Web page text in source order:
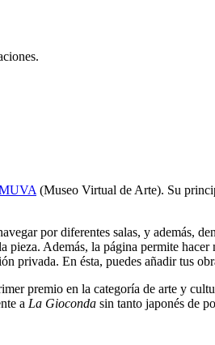
(Museo Virtual de Arte). Su
por diferentes salas, y además,
Además, la página permite
privada. En ésta, puedes añadir tus
premio en la categoría de arte y
a La Gioconda sin tanto japonés de